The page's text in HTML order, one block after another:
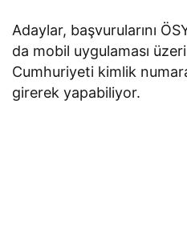
Adaylar, başvurularını
da mobil uygulaması
Cumhuriyeti kimlik
girerek yapabiliyor.